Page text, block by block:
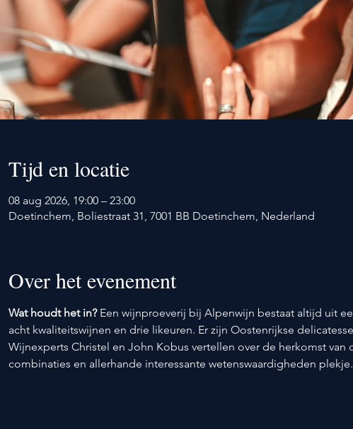
Tijd en locatie
08 aug 2026, 19:00 – 23:00
Doetinchem, Boliestraat 31, 7001 BB Doetinchem, Nederland
Over het evenement
Wat houdt het in? Een wijnproeverij bij Alpenwijn bestaat altijd uit
acht kwaliteitswijnen en drie likeuren. Er zijn Oostenrijkse
Wijnexperts Christel en John Kobus vertellen over de herkomst van
combinaties en allerhande interessante wetenswaardigheden plekje.